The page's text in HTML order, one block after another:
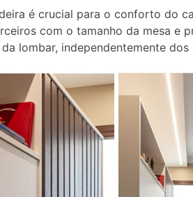
é crucial para o conforto do
com o tamanho da mesa e
lombar, independentemente